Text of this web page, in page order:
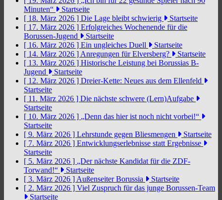
Minuten“
Startseite
[ 18. März 2026 ] Die Lage bleibt schwierig
Startseite
[ 17. März 2026 ] Erfolgreiches Wochenende für die
Borussen-Jugend
Startseite
[ 16. März 2026 ] Ein ungleiches Duell
Startseite
[ 14. März 2026 ] Anregungen für Elversberg?
Startseite
[ 13. März 2026 ] Historische Leistung bei Borussias B-
Jugend
Startseite
[ 12. März 2026 ] Dreier-Kette: Neues aus dem Ellenfeld
Startseite
[ 11. März 2026 ] Die nächste schwere (Lern)Aufgabe
Startseite
[ 10. März 2026 ] „Denn das hier ist noch nicht vorbei!“
Startseite
[ 9. März 2026 ] Lehrstunde gegen Bliesmengen
Startseite
[ 7. März 2026 ] Entwicklungserlebnisse statt Ergebnisse
Startseite
[ 5. März 2026 ] „Der nächste Kandidat für die ZDF-
Torwand!“
Startseite
[ 3. März 2026 ] Außenseiter Borussia
Startseite
[ 2. März 2026 ] Viel Zuspruch für das junge Borussen-Team
Startseite